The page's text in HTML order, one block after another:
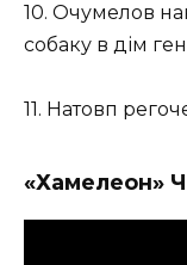
10. Очумелов
собаку в дім
11. Натовп
«Хамелеон»